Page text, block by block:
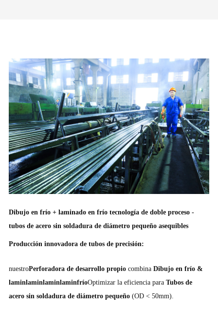
Dibujo en frío + laminado en frío tecnología de doble proceso -
tubos de acero sin soldadura de diámetro pequeño asequibles
Producción innovadora de tubos de precisión:
nuestroPerforadora de desarrollo propiocombinaDibujo en frío &
laminlaminlaminlaminfríoOptimizar la eficiencia para Tubos de
acero sin soldadura de diámetro pequeño (OD < 50mm).